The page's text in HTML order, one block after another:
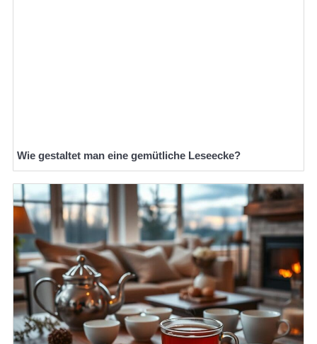
Wie gestaltet man eine gemütliche Leseecke?